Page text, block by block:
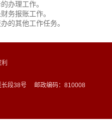
办理工作。
务报账工作。
的其他工作任务。
长段38号 邮政编码：810008